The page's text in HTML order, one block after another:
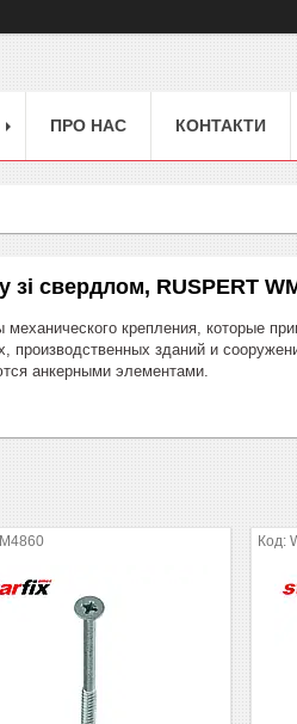
ПРО НАС КОНТАКТИ
зі свердлом, RUSPERT
крепления, которые
производственных зданий и
анкерными элементами.